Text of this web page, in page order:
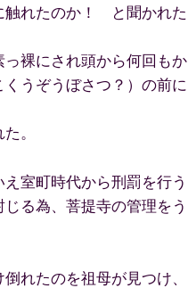
触れたのか！ と聞かれた
裸にされ頭から何回もか
うぞうぼさつ？）の前に
。
室町時代から刑罰を行う
る為、菩提寺の管理をう
れたのを祖母が見つけ、